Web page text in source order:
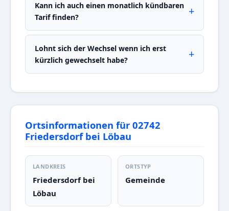
Kann ich auch einen monatlich kündbaren
Tarif finden?
Lohnt sich der Wechsel wenn ich erst
kürzlich gewechselt habe?
Ortsinformationen für 02742
Friedersdorf bei Löbau
LANDKREIS
Friedersdorf bei
Löbau
ORTSTYP
Gemeinde